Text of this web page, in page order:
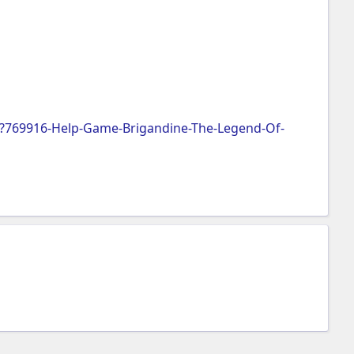
Help-Game-Brigandine-The-Legend-Of-